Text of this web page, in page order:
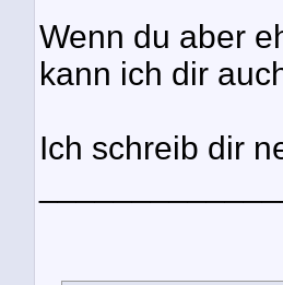
Wenn du aber
kann ich dir
Ich schreib dir